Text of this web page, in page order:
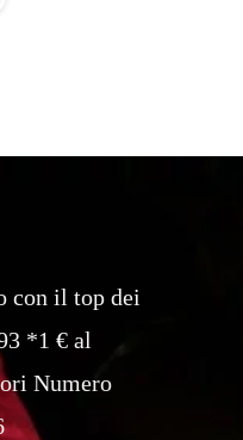
con il top dei
*1 € al
Numero